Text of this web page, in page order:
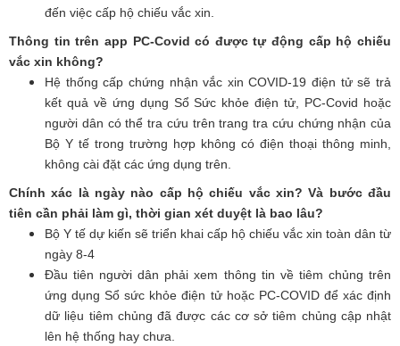
đến việc cấp hộ chiếu vắc xin.
Thông tin trên app PC-Covid có được tự động cấp hộ chiếu
vắc xin không?
Hệ thống cấp chứng nhận vắc xin COVID-19 điện tử sẽ trả
kết quả về ứng dụng Sổ Sức khỏe điện tử, PC-Covid hoặc
người dân có thể tra cứu trên trang tra cứu chứng nhận của
Bộ Y tế trong trường hợp không có điện thoại thông minh,
không cài đặt các ứng dụng trên.
Chính xác là ngày nào cấp hộ chiếu vắc xin? Và bước đầu
tiên cần phải làm gì, thời gian xét duyệt là bao lâu?
Bộ Y tế dự kiến sẽ triển khai cấp hộ chiếu vắc xin toàn dân từ
ngày 8-4
Đầu tiên người dân phải xem thông tin về tiêm chủng trên
ứng dụng Sổ sức khỏe điện tử hoặc PC-COVID để xác định
dữ liệu tiêm chủng đã được các cơ sở tiêm chủng cập nhật
lên hệ thống hay chưa.